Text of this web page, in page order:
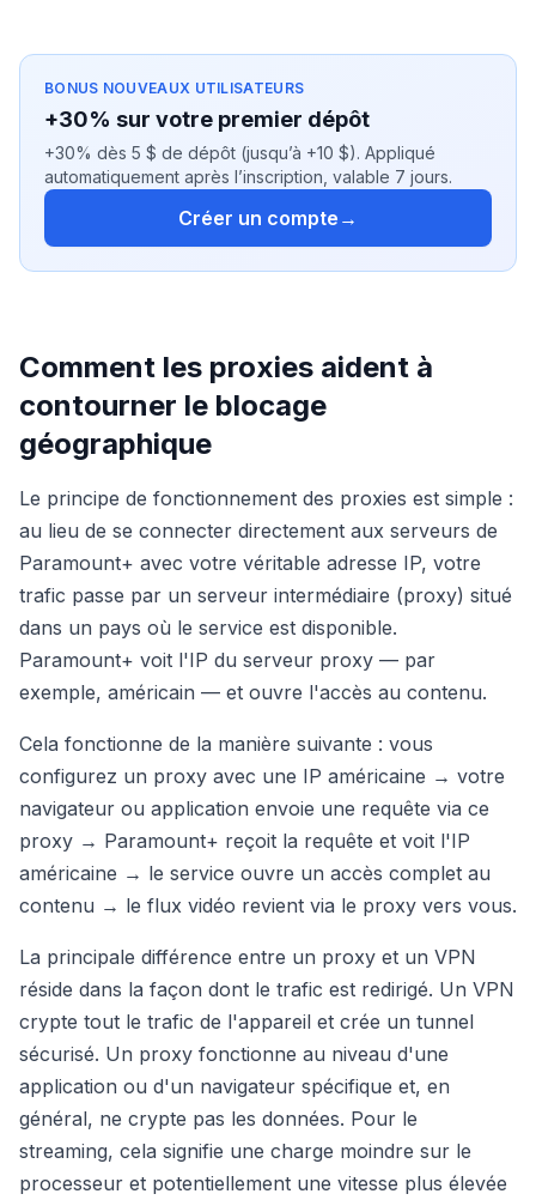
BONUS NOUVEAUX UTILISATEURS
+30% sur votre premier dépôt
+30% dès 5 $ de dépôt (jusqu’à +10 $). Appliqué
automatiquement après l’inscription, valable 7 jours.
Créer un compte →
Comment les proxies aident à
contourner le blocage
géographique
Le principe de fonctionnement des proxies est simple :
au lieu de se connecter directement aux serveurs de
Paramount+ avec votre véritable adresse IP, votre
trafic passe par un serveur intermédiaire (proxy) situé
dans un pays où le service est disponible.
Paramount+ voit l'IP du serveur proxy — par
exemple, américain — et ouvre l'accès au contenu.
Cela fonctionne de la manière suivante : vous
configurez un proxy avec une IP américaine → votre
navigateur ou application envoie une requête via ce
proxy → Paramount+ reçoit la requête et voit l'IP
américaine → le service ouvre un accès complet au
contenu → le flux vidéo revient via le proxy vers vous.
La principale différence entre un proxy et un VPN
réside dans la façon dont le trafic est redirigé. Un VPN
crypte tout le trafic de l'appareil et crée un tunnel
sécurisé. Un proxy fonctionne au niveau d'une
application ou d'un navigateur spécifique et, en
général, ne crypte pas les données. Pour le
streaming, cela signifie une charge moindre sur le
processeur et potentiellement une vitesse plus élevée